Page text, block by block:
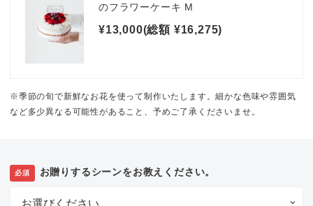
のフラワーケーキ M
¥13,000(総額 ¥16,275)
※季節の旬で新鮮なお花を使って制作いたします。細かな色味や雰囲気
など多少異なる可能性があること、予めご了承くださいませ。
必須 お贈りするシーンをお教えください。